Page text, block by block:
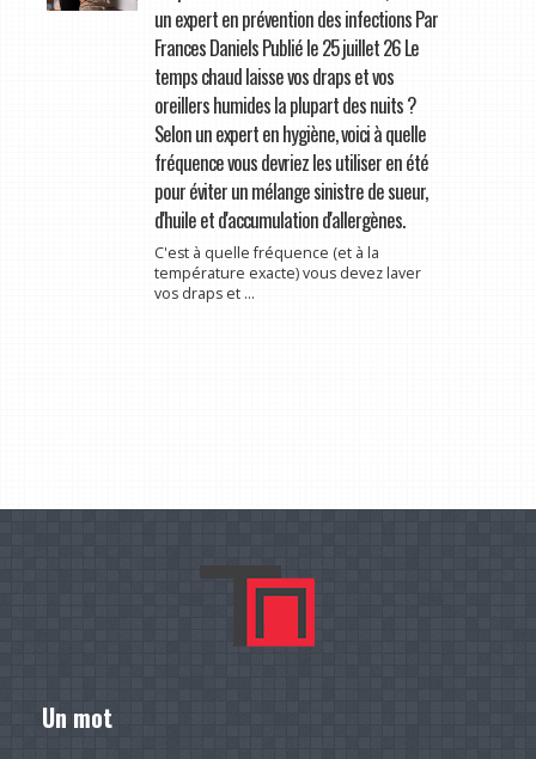
un expert en prévention des infections Par
Frances Daniels Publié le 25 juillet 26 Le
temps chaud laisse vos draps et vos
oreillers humides la plupart des nuits ?
Selon un expert en hygiène, voici à quelle
fréquence vous devriez les utiliser en été
pour éviter un mélange sinistre de sueur,
d'huile et d'accumulation d'allergènes.
C'est à quelle fréquence (et à la
température exacte) vous devez laver
vos draps et ...
Un mot